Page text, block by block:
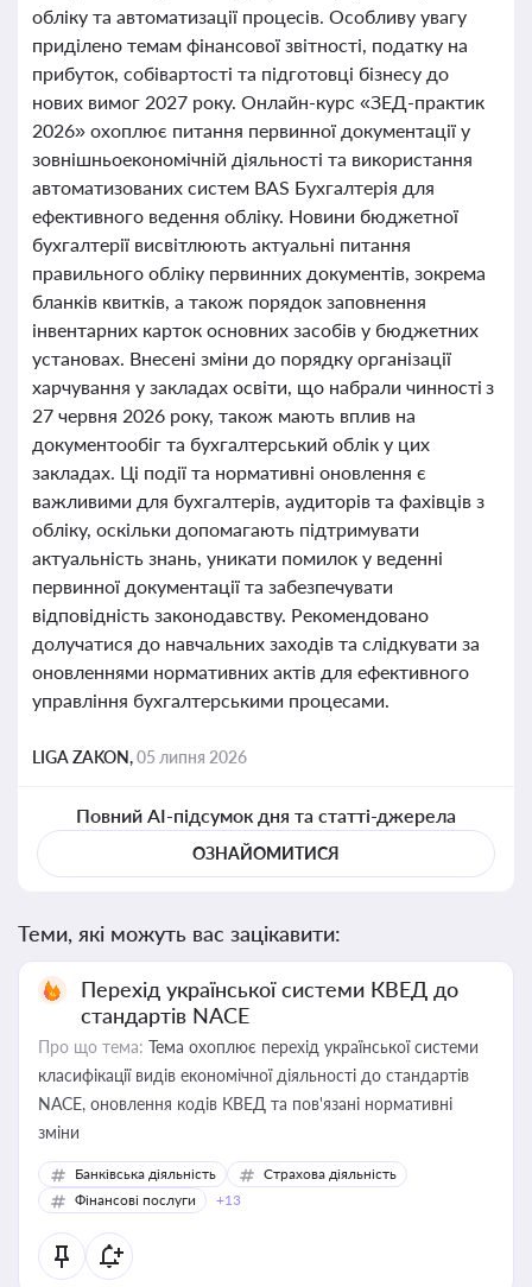
обліку та автоматизації процесів. Особливу увагу
приділено темам фінансової звітності, податку на
прибуток, собівартості та підготовці бізнесу до
нових вимог 2027 року. Онлайн-курс «ЗЕД-практик
2026» охоплює питання первинної документації у
зовнішньоекономічній діяльності та використання
автоматизованих систем BAS Бухгалтерія для
ефективного ведення обліку. Новини бюджетної
бухгалтерії висвітлюють актуальні питання
правильного обліку первинних документів, зокрема
бланків квитків, а також порядок заповнення
інвентарних карток основних засобів у бюджетних
установах. Внесені зміни до порядку організації
харчування у закладах освіти, що набрали чинності з
27 червня 2026 року, також мають вплив на
документообіг та бухгалтерський облік у цих
закладах. Ці події та нормативні оновлення є
важливими для бухгалтерів, аудиторів та фахівців з
обліку, оскільки допомагають підтримувати
актуальність знань, уникати помилок у веденні
первинної документації та забезпечувати
відповідність законодавству. Рекомендовано
долучатися до навчальних заходів та слідкувати за
оновленнями нормативних актів для ефективного
управління бухгалтерськими процесами.
LIGA ZAKON,05 липня 2026
Повний AI-підсумок дня та статті-джерела
ОЗНАЙОМИТИСЯ
Теми, які можуть вас зацікавити:
Перехід української системи КВЕД до
стандартів NACE
Про що тема: Тема охоплює перехід української системи
класифікації видів економічної діяльності до стандартів
NACE, оновлення кодів КВЕД та пов'язані нормативні
зміни
Банківська діяльність
Страхова діяльність
Фінансові послуги
+13